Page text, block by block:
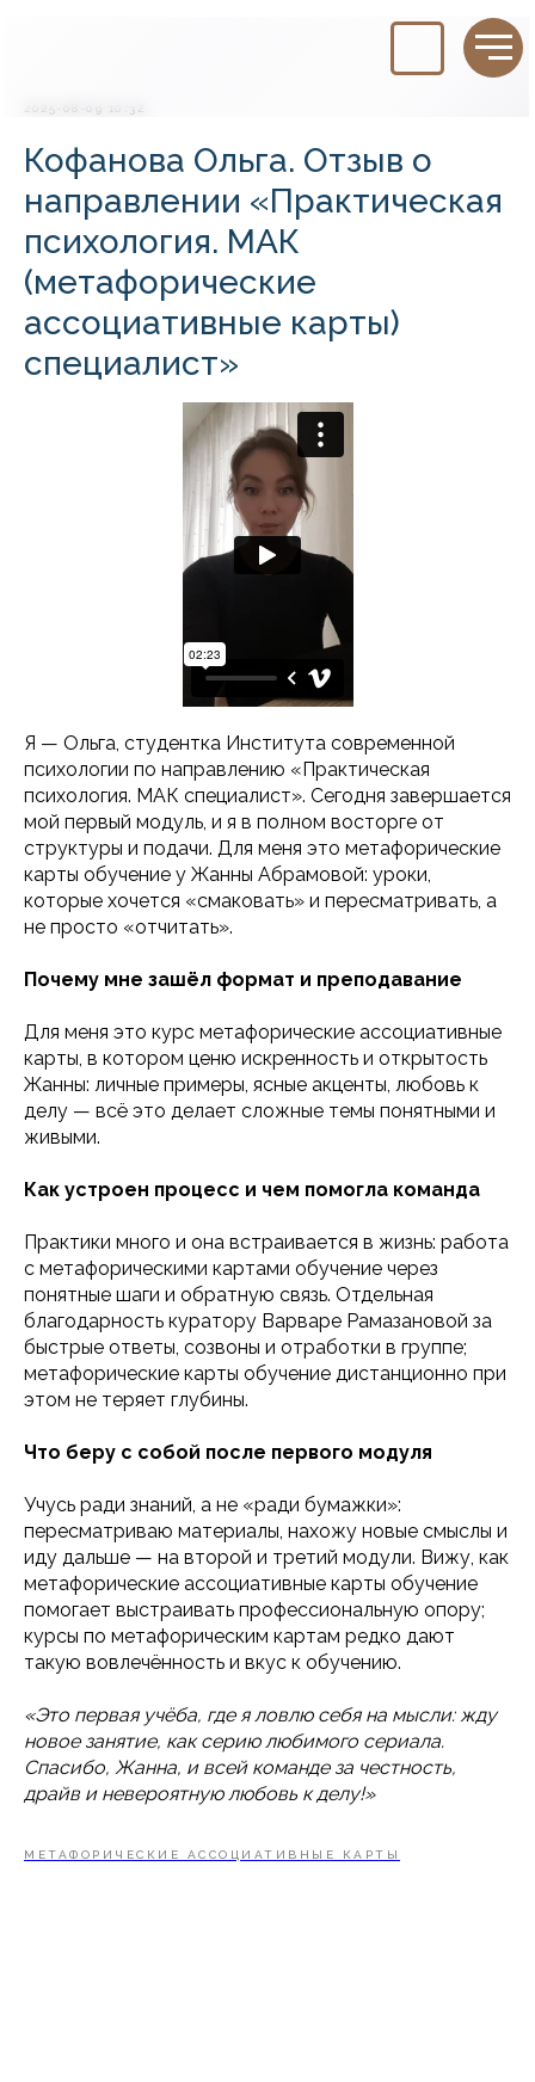
2025-08-09 10:32
Кофанова Ольга. Отзыв о
направлении «Практическая
психология. МАК
(метафорические
ассоциативные карты)
специалист»
Я — Ольга, студентка Института современной
психологии по направлению «Практическая
психология. МАК специалист». Сегодня завершается
мой первый модуль, и я в полном восторге от
структуры и подачи. Для меня это метафорические
карты обучение у Жанны Абрамовой: уроки,
которые хочется «смаковать» и пересматривать, а
не просто «отчитать».
Почему мне зашёл формат и преподавание
Для меня это курс метафорические ассоциативные
карты, в котором ценю искренность и открытость
Жанны: личные примеры, ясные акценты, любовь к
делу — всё это делает сложные темы понятными и
живыми.
Как устроен процесс и чем помогла команда
Практики много и она встраивается в жизнь: работа
с метафорическими картами обучение через
понятные шаги и обратную связь. Отдельная
благодарность куратору Варваре Рамазановой за
быстрые ответы, созвоны и отработки в группе;
метафорические карты обучение дистанционно при
этом не теряет глубины.
Что беру с собой после первого модуля
Учусь ради знаний, а не «ради бумажки»:
пересматриваю материалы, нахожу новые смыслы и
иду дальше — на второй и третий модули. Вижу, как
метафорические ассоциативные карты обучение
помогает выстраивать профессиональную опору;
курсы по метафорическим картам редко дают
такую вовлечённость и вкус к обучению.
«Это первая учёба, где я ловлю себя на мысли: жду
новое занятие, как серию любимого сериала.
Спасибо, Жанна, и всей команде за честность,
драйв и невероятную любовь к делу!»
МЕТАФОРИЧЕСКИЕ АССОЦИАТИВНЫЕ КАРТЫ